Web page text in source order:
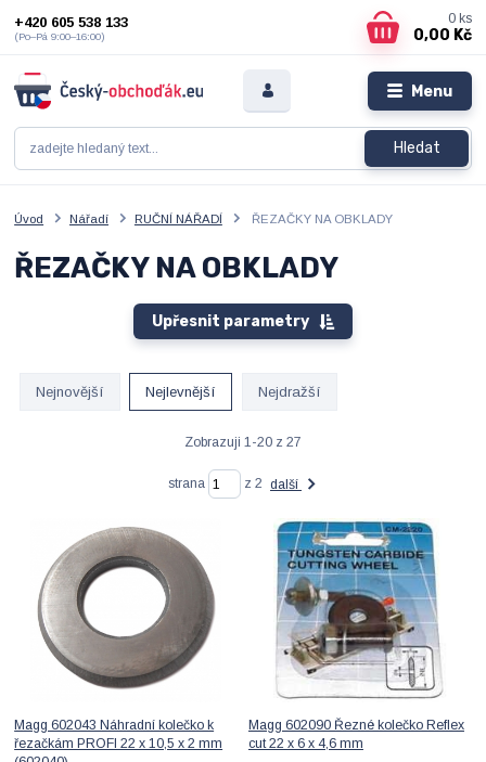
Menu
Hledat
+420 605 538 133
(Po–Pá 9:00–16:00)
0 ks
0,00 Kč
Úvod Nářadí RUČNÍ NÁŘADÍ ŘEZAČKY NA OBKLADY
ŘEZAČKY NA OBKLADY
Upřesnit parametry
Nejnovější Nejlevnější Nejdražší
Zobrazuji 1-20 z 27
strana z 2 další
Magg 602043 Náhradní kolečko k
řezačkám PROFI 22 x 10,5 x 2 mm
Magg 602090 Řezné kolečko Reflex
cut 22 x 6 x 4,6 mm